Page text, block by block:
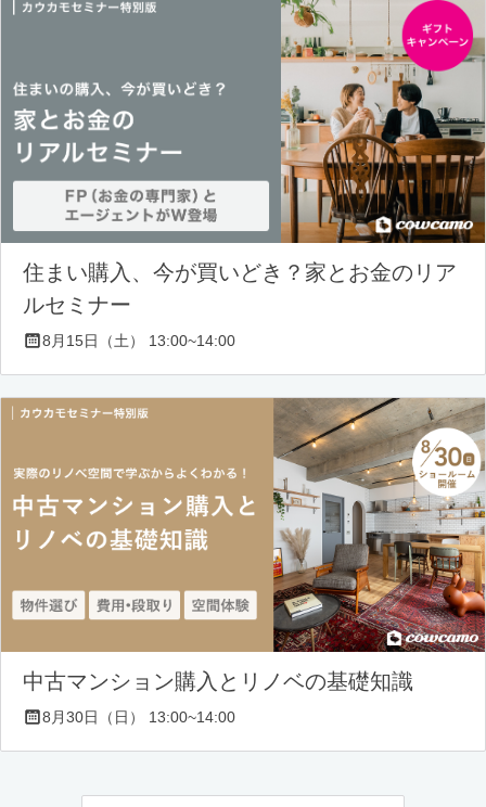
住まい購入、今が買いどき？家とお金のリア
ルセミナー
8月15日（土） 13:00~14:00
中古マンション購入とリノベの基礎知識
8月30日（日） 13:00~14:00